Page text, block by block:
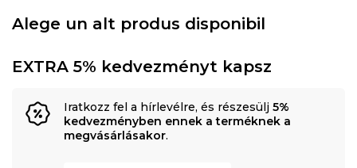
Alege un alt produs disponibil
EXTRA 5% kedvezményt kapsz
Iratkozz fel a hírlevélre, és részesülj 5%
kedvezményben ennek a terméknek a
megvásárlásakor.